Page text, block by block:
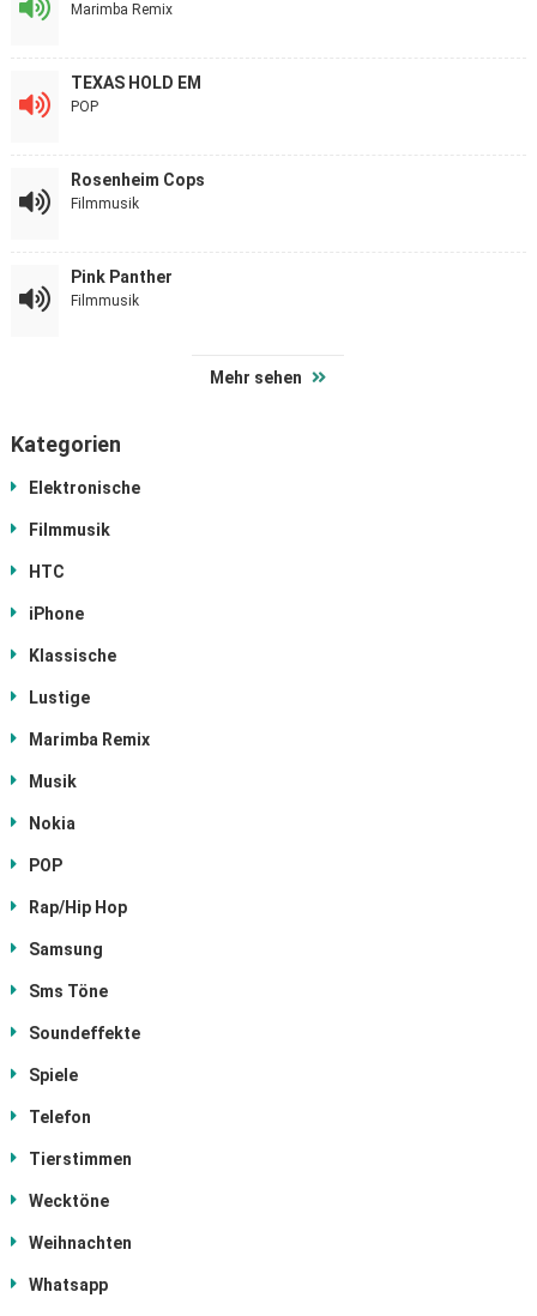
Marimba Remix
TEXAS HOLD EM
POP
Rosenheim Cops
Filmmusik
Pink Panther
Filmmusik
Mehr sehen
Kategorien
Elektronische
Filmmusik
HTC
iPhone
Klassische
Lustige
Marimba Remix
Musik
Nokia
POP
Rap/Hip Hop
Samsung
Sms Töne
Soundeffekte
Spiele
Telefon
Tierstimmen
Wecktöne
Weihnachten
Whatsapp